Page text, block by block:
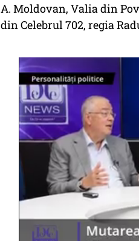
A. Moldovan, Valia din
din Celebrul 702, regia